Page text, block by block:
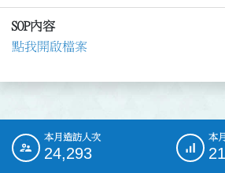
SOP內容
點我開啟檔案
::: 本月造訪人次
24,293
本